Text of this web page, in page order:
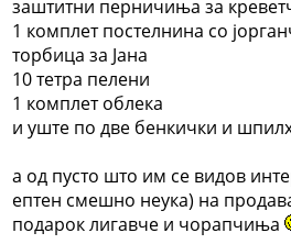
заштитни перничиња за
1 комплет постелнина со
торбица за Јана
10 тетра пелени
1 комплет облека
и уште по две бенкички и
а од пусто што им се видов
ептен смешно неука) на
подарок лигавче и чорапчиња